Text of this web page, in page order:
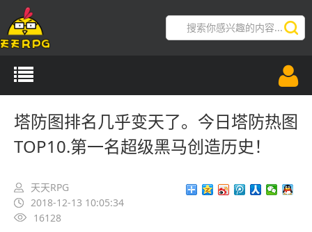
导航切换
塔防图排名几乎变天了。今日塔防热图
TOP10.第一名超级黑马创造历史！
天天RPG
2018-12-13 10:05:34
16128